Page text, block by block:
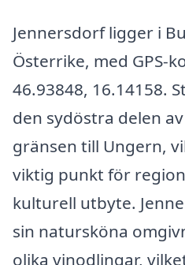
Jennersdorf ligger i
Österrike, med GPS-
46.93848, 16.14158.
den sydöstra delen
gränsen till Ungern,
viktig punkt för
kulturell utbyte.
sin natursköna
olika vinodlingar,